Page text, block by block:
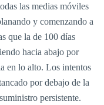
las medias móviles
y comenzando a
que la de 100 días
hacia abajo por
en lo alto. Los intentos
por debajo de la
persistente.